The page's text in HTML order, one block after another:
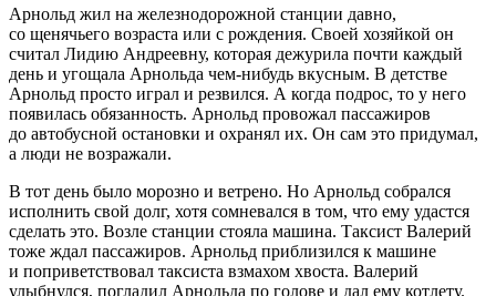
Арнольд жил на железнодорожной станции давно,
со щенячьего возраста или с рождения. Своей хозяйкой он
считал Лидию Андреевну, которая дежурила почти каждый
день и угощала Арнольда чем-нибудь вкусным. В детстве
Арнольд просто играл и резвился. А когда подрос, то у него
появилась обязанность. Арнольд провожал пассажиров
до автобусной остановки и охранял их. Он сам это придумал,
а люди не возражали.
В тот день было морозно и ветрено. Но Арнольд собрался
исполнить свой долг, хотя сомневался в том, что ему удастся
сделать это. Возле станции стояла машина. Таксист Валерий
тоже ждал пассажиров. Арнольд приблизился к машине
и поприветствовал таксиста взмахом хвоста. Валерий
улыбнулся, погладил Арнольда по голове и дал ему котлету.